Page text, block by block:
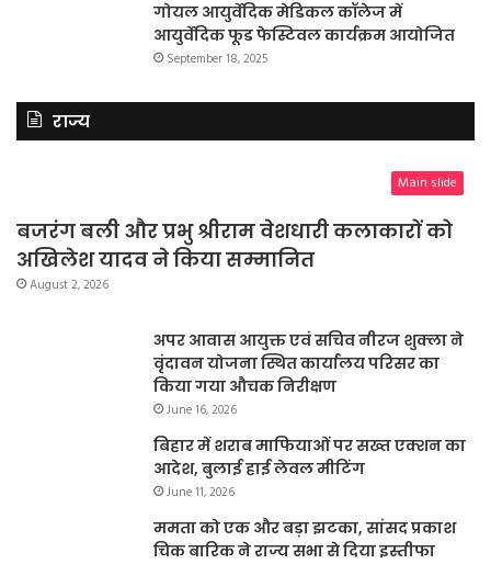
गोयल आयुर्वेदिक मेडिकल कॉलेज में
आयुर्वेदिक फूड फेस्टिवल कार्यक्रम आयोजित
September 18, 2025
राज्य
Main slide
बजरंग बली और प्रभु श्रीराम वेशधारी कलाकारों को
अखिलेश यादव ने किया सम्मानित
August 2, 2026
अपर आवास आयुक्त एवं सचिव नीरज शुक्ला ने
वृंदावन योजना स्थित कार्यालय परिसर का
किया गया औचक निरीक्षण
June 16, 2026
बिहार में शराब माफियाओं पर सख्त एक्शन का
आदेश, बुलाई हाई लेवल मीटिंग
June 11, 2026
ममता को एक और बड़ा झटका, सांसद प्रकाश
चिक बारिक ने राज्य सभा से दिया इस्तीफा